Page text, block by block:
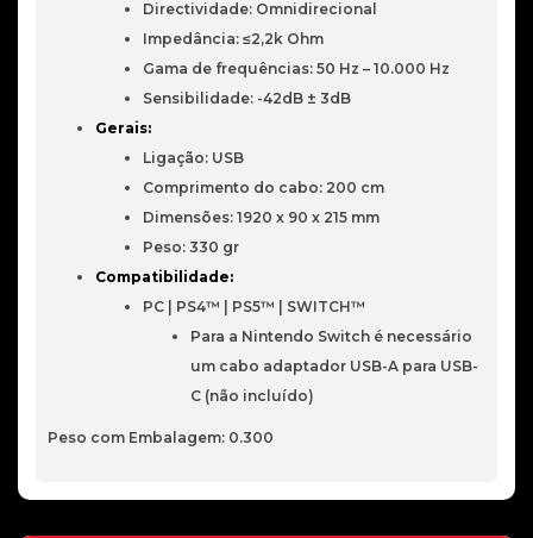
Directividade: Omnidirecional
Impedância: ≤2,2k Ohm
Gama de frequências: 50 Hz – 10.000 Hz
Sensibilidade: -42dB ± 3dB
Gerais:
Ligação: USB
Comprimento do cabo: 200 cm
Dimensões: 1920 x 90 x 215 mm
Peso: 330 gr
Compatibilidade:
PC | PS4™ | PS5™ | SWITCH™
Para a Nintendo Switch é necessário
um cabo adaptador USB-A para USB-
C (não incluído)
Peso com Embalagem: 0.300